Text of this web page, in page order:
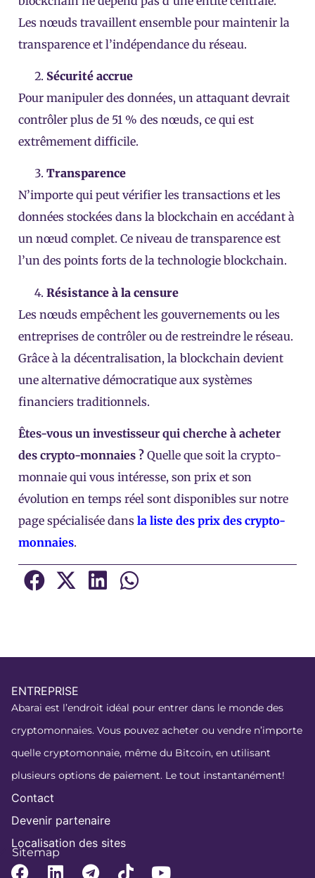
Les nœuds travaillent ensemble pour maintenir la
transparence et l’indépendance du réseau.
Sécurité accrue
Pour manipuler des données, un attaquant devrait
contrôler plus de 51 % des nœuds, ce qui est
extrêmement difficile.
Transparence
N’importe qui peut vérifier les transactions et les
données stockées dans la blockchain en accédant à
un nœud complet. Ce niveau de transparence est
l’un des points forts de la technologie blockchain.
Résistance à la censure
Les nœuds empêchent les gouvernements ou les
entreprises de contrôler ou de restreindre le réseau.
Grâce à la décentralisation, la blockchain devient
une alternative démocratique aux systèmes
financiers traditionnels.
Êtes-vous un investisseur qui cherche à acheter
des crypto-monnaies ? Quelle que soit la crypto-
monnaie qui vous intéresse, son prix et son
évolution en temps réel sont disponibles sur notre
page spécialisée dans la liste des prix des crypto-
monnaies.
ENTREPRISE
Abarai est l’endroit idéal pour entrer dans le monde des
cryptomonnaies. Vous pouvez acheter ou vendre n’importe
quelle cryptomonnaie, même du Bitcoin, en utilisant
plusieurs options de paiement. Le tout instantanément!
Contact
Devenir partenaire
Localisation des sites
Sitemap